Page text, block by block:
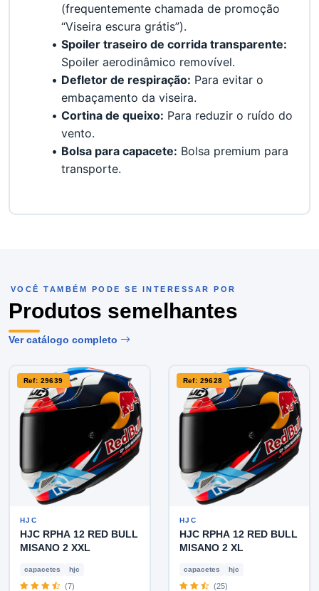
(frequentemente chamada de promoção
“Viseira escura grátis”).
Spoiler traseiro de corrida transparente:
Spoiler aerodinâmico removível.
Defletor de respiração: Para evitar o
embaçamento da viseira.
Cortina de queixo: Para reduzir o ruído do
vento.
Bolsa para capacete: Bolsa premium para
transporte.
VOCÊ TAMBÉM PODE SE INTERESSAR POR
Produtos semelhantes
Ver catálogo completo
Ref: 29639
HJC
HJC RPHA 12 RED BULL
MISANO 2 XXL
capacetes hjc
(7)
Ref: 29628
HJC
HJC RPHA 12 RED BULL
MISANO 2 XL
capacetes hjc
(25)